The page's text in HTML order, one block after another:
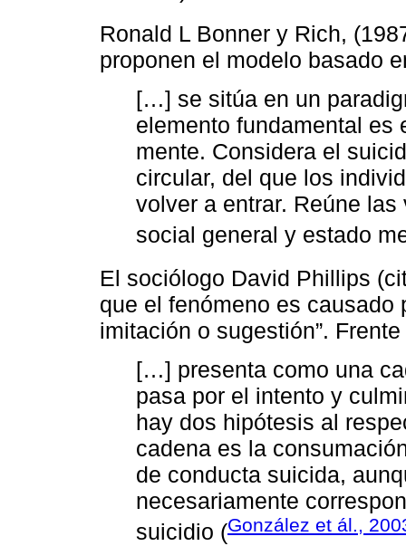
Ronald L Bonner y Rich,
proponen el modelo basado
[…] se sitúa en un
elemento fundamental es
mente. Considera el
circular, del que los
volver a entrar. Reúne
social general y estado
El sociólogo David Phillips
que el fenómeno es
imitación o sugestión”.
[…] presenta como una
pasa por el intento y
hay dos hipótesis al
cadena es la
de conducta suicida,
necesariamente
suicidio (González et ál.,